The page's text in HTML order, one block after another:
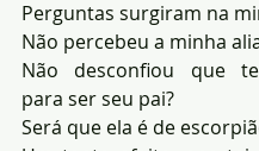
Não percebeu a minha
Não desconfiou que
para ser seu pai?
Será que ela é de